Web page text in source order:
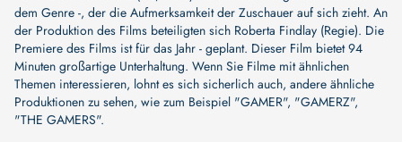
dem Genre -, der die Aufmerksamkeit der Zuschauer auf sich zieht. An
der Produktion des Films beteiligten sich Roberta Findlay (Regie). Die
Premiere des Films ist für das Jahr - geplant. Dieser Film bietet 94
Minuten großartige Unterhaltung. Wenn Sie Filme mit ähnlichen
Themen interessieren, lohnt es sich sicherlich auch, andere ähnliche
Produktionen zu sehen, wie zum Beispiel "GAMER", "GAMERZ",
"THE GAMERS".